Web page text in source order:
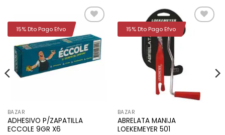
a la
lista de
deseos
BAZAR
ADHESIVO P/ZAPATILLA
ECCOLE 9GR X6
15% Dto Pago Efvo
BAZAR
ABRELATA MANIJA
LOEKEMEYER 501
15% Dto Pago Efvo